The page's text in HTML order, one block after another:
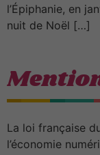
l’Épiphanie, en
nuit de Noël […]
La loi française
l’économie